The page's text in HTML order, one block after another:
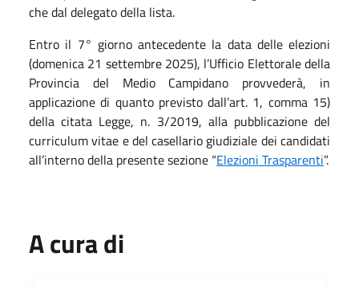
che dal delegato della lista.
Entro il 7° giorno antecedente la data delle elezioni
(domenica 21 settembre 2025), l’Ufficio Elettorale della
Provincia del Medio Campidano provvederà, in
applicazione di quanto previsto dall’art. 1, comma 15)
della citata Legge, n. 3/2019, alla pubblicazione del
curriculum vitae e del casellario giudiziale dei candidati
all’interno della presente sezione “Elezioni Trasparenti”.
A cura di